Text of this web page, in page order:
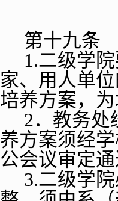
第十九条
1.二级学
家、用人单
培养方案，
2．教务处
养方案须经
公会议审定
3.二级学